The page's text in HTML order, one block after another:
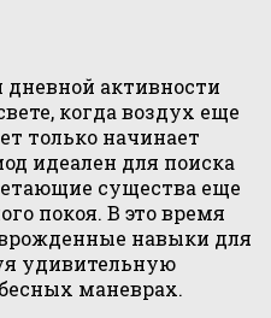
активности
когда воздух еще
только начинает
идеален для поиска
существа еще
покоя. В это время
навыки для
удивительную
маневрах.